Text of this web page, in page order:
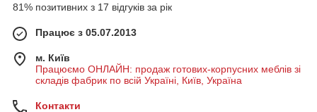
81% позитивних з 17 відгуків за рік
Працює з 05.07.2013
м. Київ
Працюємо ОНЛАЙН: продаж готових-корпусних меблів зі
складів фабрик по всій Україні, Київ, Україна
Контакти